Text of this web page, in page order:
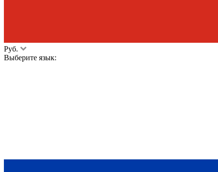
Руб.
Выберите язык: